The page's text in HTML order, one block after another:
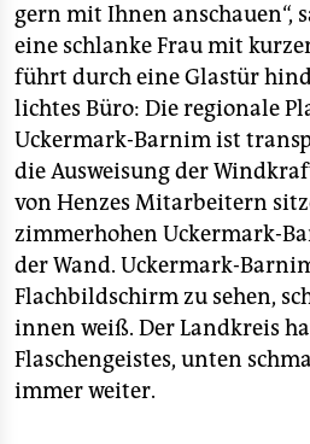
gern mit Ihnen anschauen“,
eine schlanke Frau mit
führt durch eine Glastür
lichtes Büro: Die regionale
Uckermark-Barnim ist
die Ausweisung der
von Henzes Mitarbeitern
zimmerhohen Uckermark-
der Wand. Uckermark-
Flachbildschirm zu sehen,
innen weiß. Der Landkreis
Flaschengeistes, unten
immer weiter.